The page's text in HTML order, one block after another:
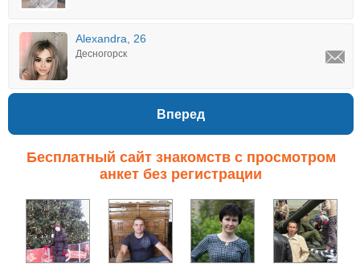
Alexandra, 26
Десногорск
Вперед
Бесплатный сайт знакомств с просмотром
анкет без регистрации